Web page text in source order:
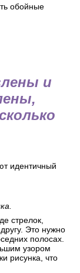
обойные
и
идентичный
стрелок,
Это нужно
полосах.
узором
рисунка, что